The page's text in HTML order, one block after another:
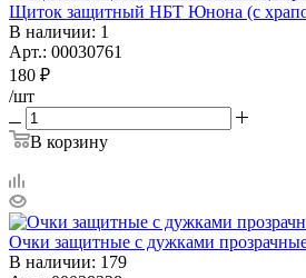
Щиток защитный НБТ Юнона (с
В наличии: 1
Арт.: 00030761
180 ₽
/шт
В корзину
Очки защитные с дужками
В наличии: 179